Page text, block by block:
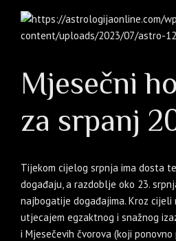
Mjesečni
za srpanj
Tijekom cijelog srpnja ima dosta
događaju, a razdoblje oko 23.
najbogatije događajima. Kroz cijeli
utjecajem egzaktnog i snažnog
i Mjesečevih čvorova (koji